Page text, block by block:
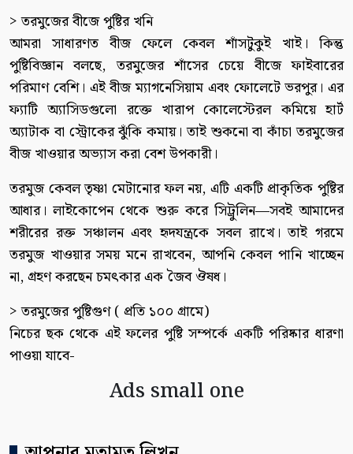
> তরমুজের বীজে পুষ্টির খনি
আমরা সাধারণত বীজ ফেলে কেবল শাঁসটুকুই খাই। কিন্তু
পুষ্টিবিজ্ঞান বলছে, তরমুজের শাঁসের চেয়ে বীজে ফাইবারের
পরিমাণ বেশি। এই বীজ ম্যাগনেসিয়াম এবং ফোলেটে ভরপুর। এর
ফ্যাটি অ্যাসিডগুলো রক্তে খারাপ কোলেস্টেরল কমিয়ে হার্ট
অ্যাটাক বা স্ট্রোকের ঝুঁকি কমায়। তাই শুকনো বা কাঁচা তরমুজের
বীজ খাওয়ার অভ্যাস করা বেশ উপকারী।
তরমুজ কেবল তৃষ্ণা মেটানোর ফল নয়, এটি একটি প্রাকৃতিক পুষ্টির
আধার। লাইকোপেন থেকে শুরু করে সিট্রুলিন—সবই আমাদের
শরীরের রক্ত সঞ্চালন এবং হৃদযন্ত্রকে সবল রাখে। তাই গরমে
তরমুজ খাওয়ার সময় মনে রাখবেন, আপনি কেবল পানি খাচ্ছেন
না, গ্রহণ করছেন চমৎকার এক জৈব ঔষধ।
> তরমুজের পুষ্টিগুণ ( প্রতি ১০০ গ্রামে)
নিচের ছক থেকে এই ফলের পুষ্টি সম্পর্কে একটি পরিষ্কার ধারণা
পাওয়া যাবে-
Ads small one